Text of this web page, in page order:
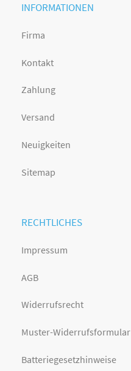
INFORMATIONEN
Firma
Kontakt
Zahlung
Versand
Neuigkeiten
Sitemap
RECHTLICHES
Impressum
AGB
Widerrufsrecht
Muster-Widerrufsformular
Batteriegesetzhinweise